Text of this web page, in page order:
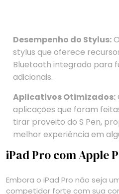
Desempenho do Stylus:
stylus que oferece
Bluetooth integrado para
adicionais.
Aplicativos Otimizados:
aplicações que foram
tirar proveito do S Pen,
melhor experiência em
iPad Pro com Apple
Embora o iPad Pro não seja
competidor forte com sua